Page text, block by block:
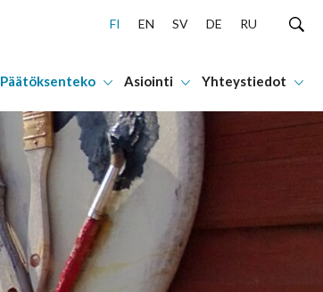
FI EN SV DE RU
Päätöksenteko Asiointi Yhteystiedot